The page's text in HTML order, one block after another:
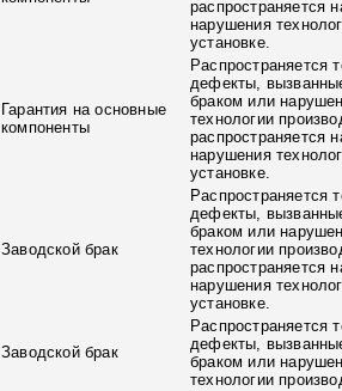
распространяется
нарушения
установке.
Гарантия на основные
компоненты
Распространяется
дефекты,
браком или
технологии
распространяется
нарушения
установке.
Заводской брак
Распространяется
дефекты,
браком или
технологии
распространяется
нарушения
установке.
Заводской брак
Распространяется
дефекты,
браком или
технологии